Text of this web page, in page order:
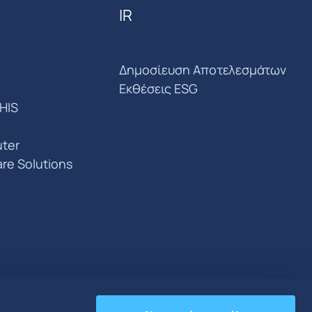
Solutions
IR
Δημοσίευση Αποτελεσμάτων
Εκθέσεις ESG